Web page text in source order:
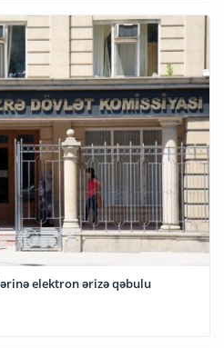
elektron ərizə qəbulu